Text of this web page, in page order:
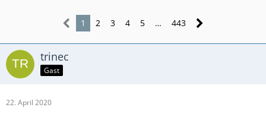
1 2 3 4 5 … 443
trinec
Gast
22. April 2020